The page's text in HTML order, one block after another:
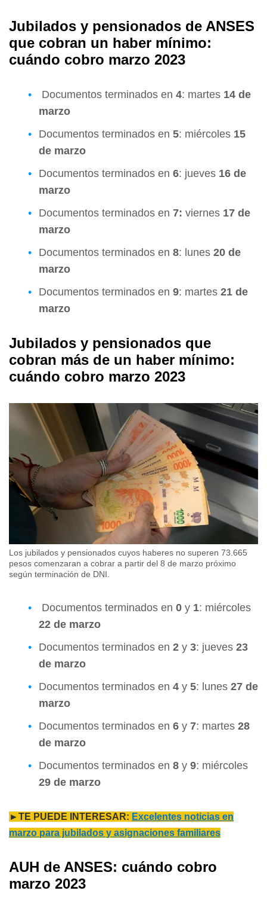
Jubilados y pensionados de ANSES
que cobran un haber mínimo:
cuándo cobro marzo 2023
Documentos terminados en 4: martes 14 de
marzo
Documentos terminados en 5: miércoles 15
de marzo
Documentos terminados en 6: jueves 16 de
marzo
Documentos terminados en 7: viernes 17 de
marzo
Documentos terminados en 8: lunes 20 de
marzo
Documentos terminados en 9: martes 21 de
marzo
Jubilados y pensionados que
cobran más de un haber mínimo:
cuándo cobro marzo 2023
Los jubilados y pensionados cuyos haberes no superen 73.665
pesos comenzaran a cobrar a partir del 8 de marzo próximo
según terminación de DNI.
Documentos terminados en 0 y 1: miércoles
22 de marzo
Documentos terminados en 2 y 3: jueves 23
de marzo
Documentos terminados en 4 y 5: lunes 27 de
marzo
Documentos terminados en 6 y 7: martes 28
de marzo
Documentos terminados en 8 y 9: miércoles
29 de marzo
►TE PUEDE INTERESAR: Excelentes noticias en
marzo para jubilados y asignaciones familiares
AUH de ANSES: cuándo cobro
marzo 2023